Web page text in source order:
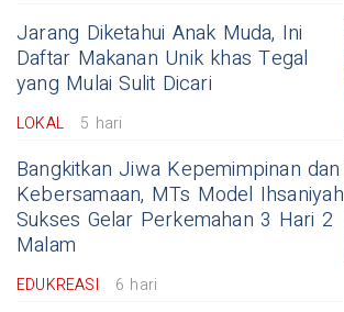
Jarang Diketahui Anak Muda, Ini
Daftar Makanan Unik khas Tegal
yang Mulai Sulit Dicari
LOKAL 5 hari
Bangkitkan Jiwa Kepemimpinan dan
Kebersamaan, MTs Model Ihsaniyah
Sukses Gelar Perkemahan 3 Hari 2
Malam
EDUKREASI 6 hari